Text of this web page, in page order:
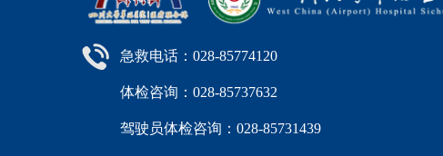
急救电话：028-85774120
体检咨询：028-85737632
驾驶员体检咨询：028-85731439